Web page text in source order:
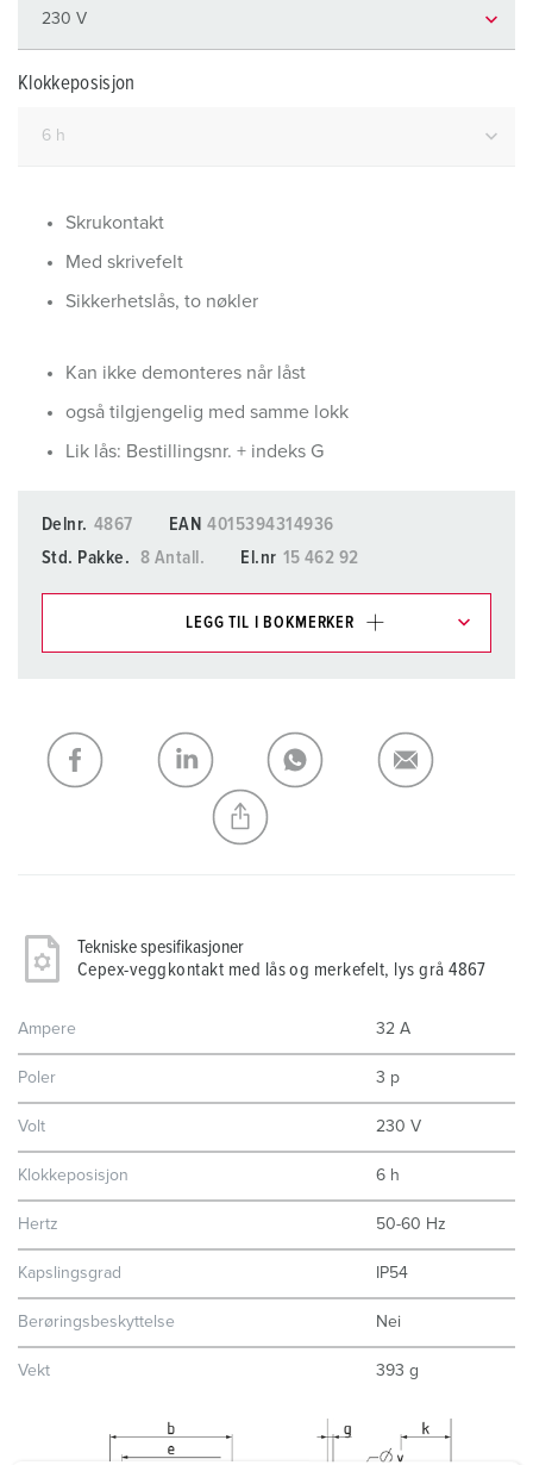
Klokkeposisjon
Skrukontakt
Med skrivefelt
Sikkerhetslås, to nøkler
Kan ikke demonteres når låst
også tilgjengelig med samme lokk
Lik lås: Bestillingsnr. + indeks G
Delnr. 4867 EAN 4015394314936
Std. Pakke.
8 Antall. El.nr 15 462 92
LEGG TIL I BOKMERKER
Min liste LEGG TIL
OPPRETT EN NY LISTE
Tekniske spesifikasjoner
Cepex-veggkontakt med lås og merkefelt, lys grå 4867
Ampere 32 A
Poler 3 p
Volt 230 V
Klokkeposisjon 6 h
Hertz 50-60 Hz
Kapslingsgrad IP54
Berøringsbeskyttelse Nei
Vekt 393 g